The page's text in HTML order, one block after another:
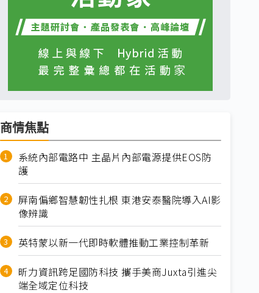
商情焦點
系統內部電路中 主晶片內部電源提供EOS防
護
屏南偏鄉智慧韌性扎根 東港安泰醫院導入AI影
像辨識
英特蒙以新一代即時軟體推動工業控制革新
昕力資訊跨足國防科技 攜手美商Juxta引進尖
端全域定位科技